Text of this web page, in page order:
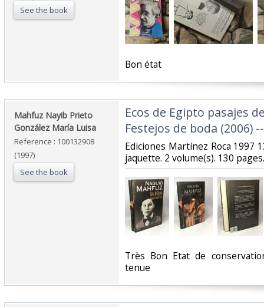
See the book
‎Bon état‎
‎Mahfuz Nayib Prieto
González María Luisa‎
Reference : 100132908
(1997)
See the book
‎Ecos de Egipto pasajes
Festejos de boda (2006)
‎Ediciones Martínez Roca 1997
jaquette. 2 volume(s). 130 pages.‎
‎Très Bon Etat de
tenue‎